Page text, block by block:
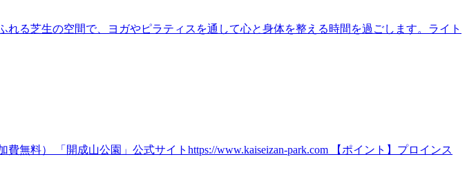
る芝生の空間で、ヨガやピラティスを通して心と身体を整える時間を過ごします。ライト
料） 「開成山公園」公式サイトhttps://www.kaiseizan-park.com 【ポイント】プロインス